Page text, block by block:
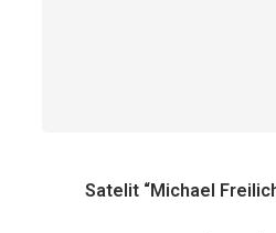
Satelit “Michael